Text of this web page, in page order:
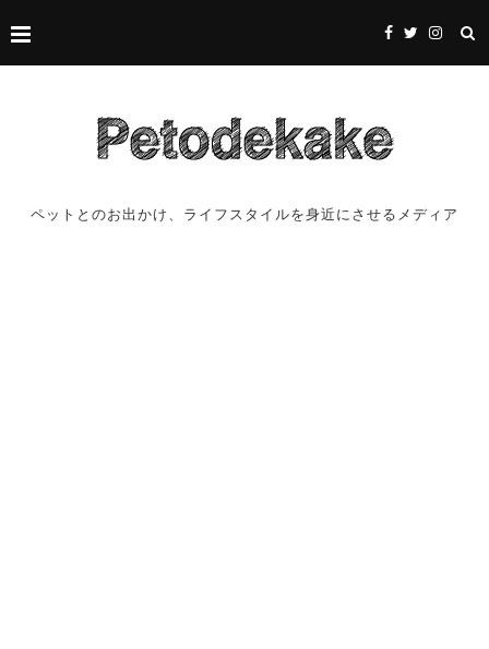
ペットとのお出かけ、ライフスタイルを身近にさせるメディア